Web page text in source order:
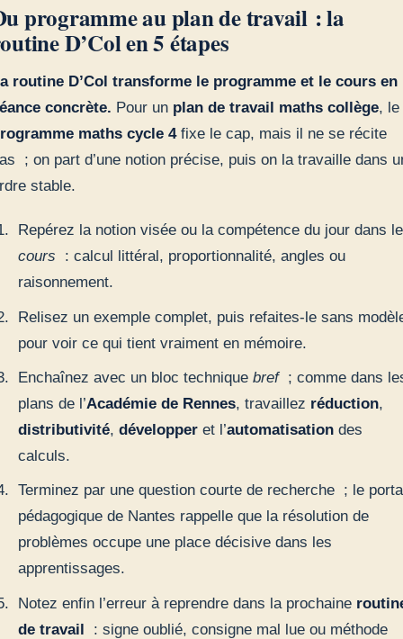
programme au plan de travail : la
D’Col en 5 étapes
routine D’Col transforme le programme et le cours en
concrète. Pour un plan de travail maths collège, le
maths cycle 4fixe le cap, mais il ne se récite
; on part d’une notion précise, puis on la travaille dans
stable.
Repérez la notion visée ou la compétence du jour dans le
cours : calcul littéral, proportionnalité, angles ou
raisonnement.
Relisez un exemple complet, puis refaites-le sans
pour voir ce qui tient vraiment en mémoire.
Enchaînez avec un bloc techniquebref; comme dans
plans de l’Académie de Rennes, travaillez réduction,
distributivité,développer et l’automatisation des
calculs.
Terminez par une question courte de recherche ; le
pédagogique de Nantes rappelle que la résolution de
problèmes occupe une place décisive dans les
apprentissages.
Notez enfin l’erreur à reprendre dans la prochaine
de travail : signe oublié, consigne mal lue ou méthode